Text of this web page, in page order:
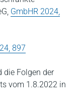
GmbHR 2024,
897
die Folgen der
vom 1.8.2022 in